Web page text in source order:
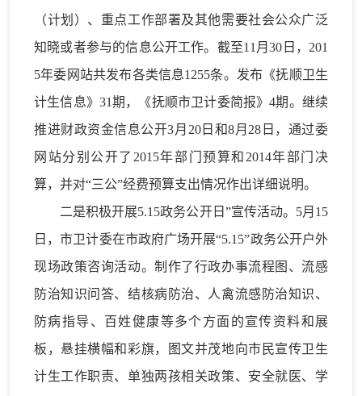
（计划）、重点工作部署及其他需要社会公众广泛
知晓或者参与的信息公开工作。截至11月30日，201
5年委网站共发布各类信息1255条。发布《抚顺卫生
计生信息》31期，《抚顺市卫计委简报》4期。继续
推进财政资金信息公开3月20日和8月28日，通过委
网站分别公开了2015年部门预算和2014年部门决
算，并对“三公”经费预算支出情况作出详细说明。
二是积极开展5.15政务公开日”宣传活动。5月15
日，市卫计委在市政府广场开展“5.15”政务公开户外
现场政策咨询活动。制作了行政办事流程图、流感
防治知识问答、结核病防治、人禽流感防治知识、
防病指导、百姓健康等多个方面的宣传资料和展
板，悬挂横幅和彩旗，图文并茂地向市民宣传卫生
计生工作职责、单独两孩相关政策、安全就医、学